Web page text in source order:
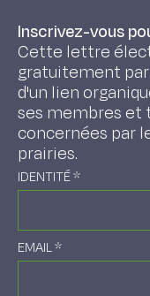
Inscrivez-vous
Cette lettre
gratuitement par
d'un lien
ses membres et
concernées par
prairies.
IDENTITÉ*
EMAIL*